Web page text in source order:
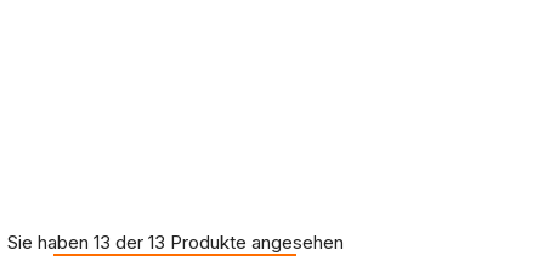
Sie haben 13 der 13 Produkte angesehen